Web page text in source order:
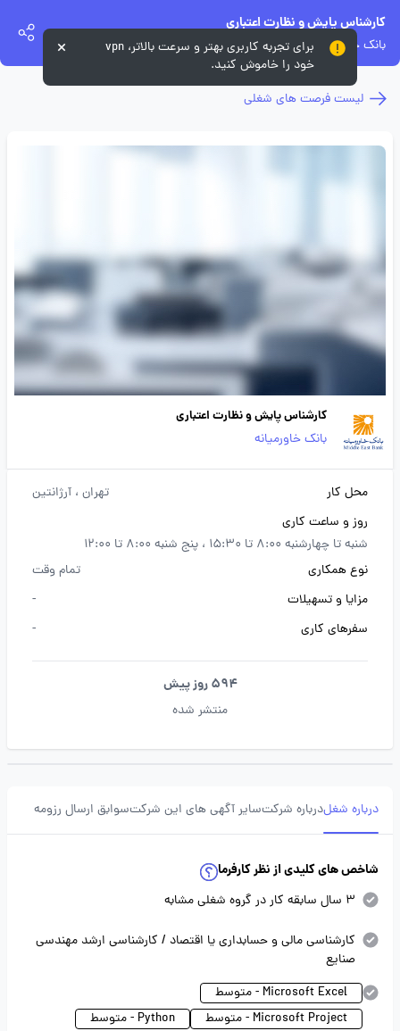
کارشناس پایش و نظارت اعتباری
بانک خاورمیانه
لیست فرصت های شغلی
کارشناس پایش و نظارت اعتباری
بانک خاورمیانه
محل کار تهران ، آرژانتین
روز و ساعت کاری
شنبه تا چهارشنبه 8:00 تا 15:30 ، پنج شنبه 8:00 تا 12:00
نوع همکاری
تمام وقت
مزایا و تسهیلات
-
سفرهای کاری
-
594 روز پیش
منتشر شده
درباره شغلدرباره شرکتسایر آگهی های این شرکتسوابق ارسال رزومه
شاخص های کلیدی از نظر کارفرما
3 سال سابقه کار در گروه شغلی مشابه
کارشناسی مالی و حسابداری یا اقتصاد / کارشناسی ارشد مهندسی
صنایع
Microsoft Excel - متوسط
Microsoft Project - متوسط
Python - متوسط
برای تجربه کاربری بهتر و سرعت بالاتر، vpn
خود را خاموش کنید.